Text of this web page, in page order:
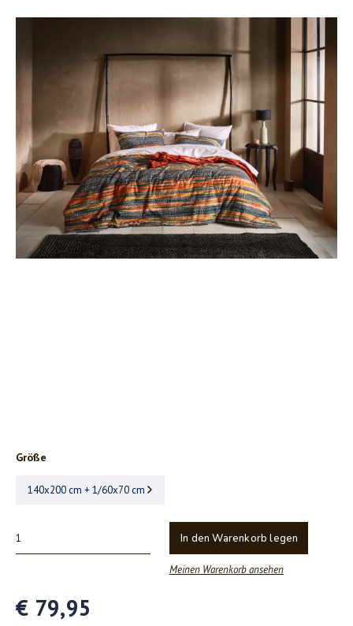
Größe
140x200 cm + 1/60x70 cm
In den Warenkorb legen
Meinen Warenkorb ansehen
€ 79,95